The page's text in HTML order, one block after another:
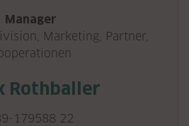
Manager
Marketing, Partner,
Rothballer
179588 22